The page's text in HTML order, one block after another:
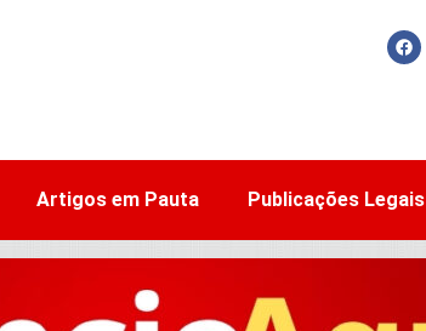
Artigos em Pauta Publicações Legais